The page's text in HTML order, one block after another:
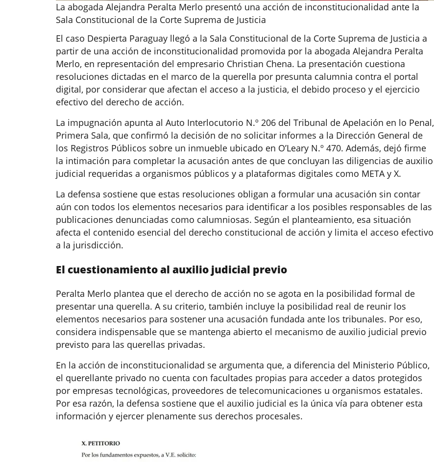
La abogada Alejandra Peralta Merlo presentó una acción de inconstitucionalidad ante la
Sala Constitucional de la Corte Suprema de Justicia
El caso Despierta Paraguay llegó a la Sala Constitucional de la Corte Suprema de Justicia a
partir de una acción de inconstitucionalidad promovida por la abogada Alejandra Peralta
Merlo, en representación del empresario Christian Chena. La presentación cuestiona
resoluciones dictadas en el marco de la querella por presunta calumnia contra el portal
digital, por considerar que afectan el acceso a la justicia, el debido proceso y el ejercicio
efectivo del derecho de acción.
La impugnación apunta al Auto Interlocutorio N.º 206 del Tribunal de Apelación en lo Penal,
Primera Sala, que confirmó la decisión de no solicitar informes a la Dirección General de
los Registros Públicos sobre un inmueble ubicado en O’Leary N.º 470. Además, dejó firme
la intimación para completar la acusación antes de que concluyan las diligencias de auxilio
judicial requeridas a organismos públicos y a plataformas digitales como META y X.
La defensa sostiene que estas resoluciones obligan a formular una acusación sin contar
aún con todos los elementos necesarios para identificar a los posibles responsables de las
publicaciones denunciadas como calumniosas. Según el planteamiento, esa situación
afecta el contenido esencial del derecho constitucional de acción y limita el acceso efectivo
a la jurisdicción.
El cuestionamiento al auxilio judicial previo
Peralta Merlo plantea que el derecho de acción no se agota en la posibilidad formal de
presentar una querella. A su criterio, también incluye la posibilidad real de reunir los
elementos necesarios para sostener una acusación fundada ante los tribunales. Por eso,
considera indispensable que se mantenga abierto el mecanismo de auxilio judicial previo
previsto para las querellas privadas.
En la acción de inconstitucionalidad se argumenta que, a diferencia del Ministerio Público,
el querellante privado no cuenta con facultades propias para acceder a datos protegidos
por empresas tecnológicas, proveedores de telecomunicaciones u organismos estatales.
Por esa razón, la defensa sostiene que el auxilio judicial es la única vía para obtener esta
información y ejercer plenamente sus derechos procesales.